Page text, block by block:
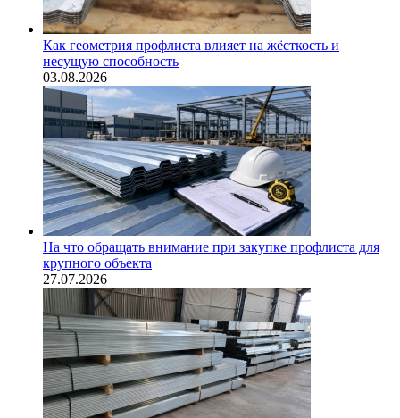
Как геометрия профлиста влияет на жёсткость и
несущую способность
03.08.2026
На что обращать внимание при закупке профлиста для
крупного объекта
27.07.2026